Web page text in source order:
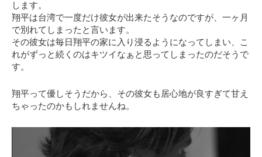
します。
翔平は台湾で一度だけ彼女が出来たそうなのですが、一ヶ月
で別れてしまったと言います。
その彼女は毎日翔平の家に入り浸るようになってしまい、こ
れがずっと続くのはキツイなぁと思ってしまったのだそうで
す。
翔平って優しそうだから、その彼女も居心地が良すぎて甘え
ちゃったのかもしれませんね。